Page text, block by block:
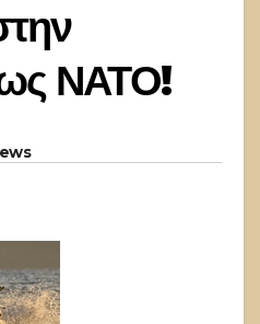
ΝΑΤΟ!